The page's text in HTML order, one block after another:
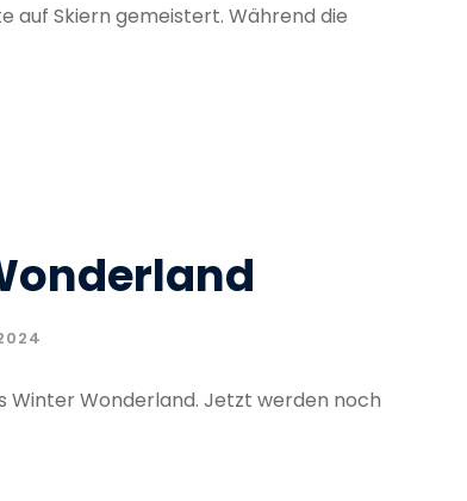
Skiern gemeistert. Während die
Winter Wonderland. Jetzt werden noch